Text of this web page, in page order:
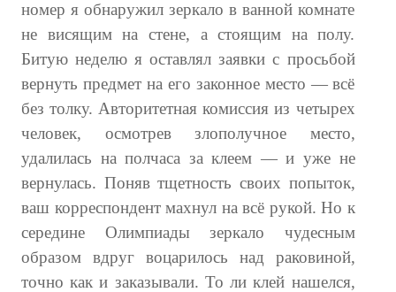
КНИГИ
Список наших книг
Страница поиска
Е. Богатырев «Повесть об олимпийском характере»
В. Щагин «Мяч и время»
ПОДПИСКА
номер я обнаружил зеркало в ванной комнате
не висящим на стене, а стоящим на полу.
Битую неделю я оставлял заявки с просьбой
вернуть предмет на его законное место — всё
без толку. Авторитетная комиссия из четырех
человек, осмотрев злополучное место,
удалилась на полчаса за клеем — и уже не
вернулась. Поняв тщетность своих попыток,
ваш корреспондент махнул на всё рукой. Но к
середине Олимпиады зеркало чудесным
образом вдруг воцарилось над раковиной,
точно как и заказывали. То ли клей нашелся,